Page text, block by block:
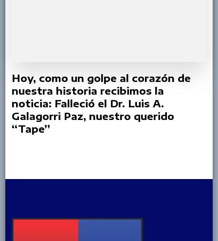
Hoy, como un golpe al corazón de
nuestra historia recibimos la
noticia: Falleció el Dr. Luis A.
Galagorri Paz, nuestro querido
“Tape”